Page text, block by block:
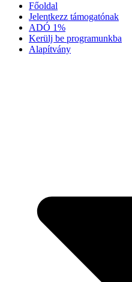
Főoldal
Jelentkezz támogatónak
ADÓ 1%
Kerülj be programunkba
Alapítvány